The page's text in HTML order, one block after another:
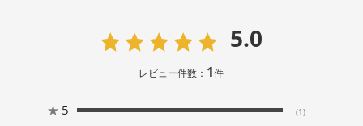
5.0
レビュー件数： 1件
★ 5 (1)